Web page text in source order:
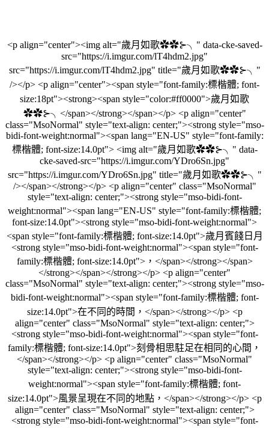
<p align="center"><img alt="歲月如歌✿✿⊱╮" data-cke-saved-
src="https://i.imgur.com/lT4hdm2.jpg"
src="https://i.imgur.com/lT4hdm2.jpg" title="歲月如歌✿✿⊱╮"
/></p> <p align="center"><span style="font-family:標楷體; font-
size:18pt"><strong><span style="color:#ff0000">歲月如歌
✿✿⊱╮</span></strong></span></p> <p align="center"
class="MsoNormal" style="text-align: center;"><strong style="mso-
bidi-font-weight:normal"><span lang="EN-US" style="font-family:
標楷體; font-size:14.0pt"> <img alt="歲月如歌✿✿⊱╮" data-
cke-saved-src="https://i.imgur.com/YDro6Sn.jpg"
src="https://i.imgur.com/YDro6Sn.jpg" title="歲月如歌✿✿⊱╮"
/></span></strong></p> <p align="center" class="MsoNormal"
style="text-align: center;"><strong style="mso-bidi-font-
weight:normal"><span lang="EN-US" style="font-family:標楷體;
font-size:14.0pt"><strong style="mso-bidi-font-weight:normal">
<span style="font-family:標楷體; font-size:14.0pt">歲月賓餞日月
<strong style="mso-bidi-font-weight:normal"><span style="font-
family:標楷體; font-size:14.0pt">，</span></strong></span>
</strong></span></strong></p> <p align="center"
class="MsoNormal" style="text-align: center;"><strong style="mso-
bidi-font-weight:normal"><span style="font-family:標楷體; font-
size:14.0pt">在不同的時間，</span></strong></p> <p
align="center" class="MsoNormal" style="text-align: center;">
<strong style="mso-bidi-font-weight:normal"><span style="font-
family:標楷體; font-size:14.0pt">刻骨相思駐足在相同的心間，
</span></strong></p> <p align="center" class="MsoNormal"
style="text-align: center;"><strong style="mso-bidi-font-
weight:normal"><span style="font-family:標楷體; font-
size:14.0pt">風景呈現在不同的地點，</span></strong></p> <p
align="center" class="MsoNormal" style="text-align: center;">
<strong style="mso-bidi-font-weight:normal"><span style="font-